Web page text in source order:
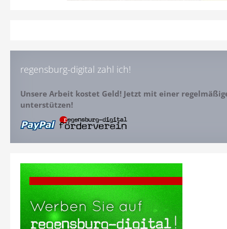
regensburg-digital zahl ich!
Unsere Arbeit kostet Geld! Jetzt mit einer
unterstützen!